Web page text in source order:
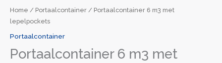
Home / Portaalcontainer / Portaalcontainer 6 m3 met
lepelpockets
Portaalcontainer
Portaalcontainer 6 m3 met